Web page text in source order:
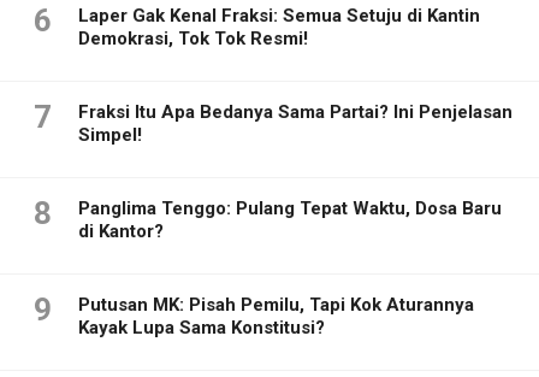
6
Laper Gak Kenal Fraksi: Semua Setuju di Kantin
Demokrasi, Tok Tok Resmi!
7
Fraksi Itu Apa Bedanya Sama Partai? Ini Penjelasan
Simpel!
8
Panglima Tenggo: Pulang Tepat Waktu, Dosa Baru
di Kantor?
9
Putusan MK: Pisah Pemilu, Tapi Kok Aturannya
Kayak Lupa Sama Konstitusi?